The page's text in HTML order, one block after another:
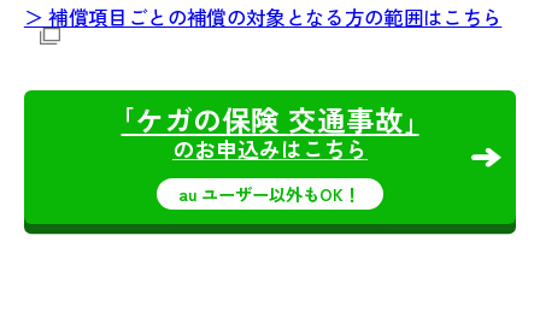
＞ 補償項目ごとの補償の対象となる方の範囲はこちら
｢ケガの保険 交通事故｣
のお申込みはこちら
au ユーザー以外もOK！